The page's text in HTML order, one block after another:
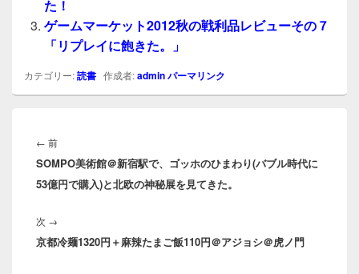
た！
ゲームマーケット2012秋の戦利品レビューその７
「リプレイに飽きた。」
カテゴリー:読書 作成者:adminパーマリンク
稿
ナ
ビ
ゲ
シ
ョ
← 前前
の
投
SOMPO美術館＠新宿駅で、ゴッホのひまわり(バブル時代に
53億円で購入)と北欧の神秘展を見てきた。
次 →
の
京都冷麺1320円＋麻辣たまご飯110円＠アジョシ＠虎ノ門